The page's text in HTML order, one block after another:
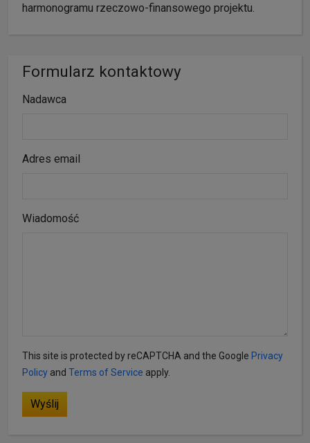
harmonogramu rzeczowo-finansowego projektu.
Formularz kontaktowy
Nadawca
Adres email
Wiadomość
This site is protected by reCAPTCHA and the Google Privacy
Policy and Terms of Service apply.
Wyślij